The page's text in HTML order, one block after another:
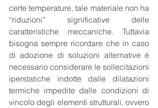
certe temperature, tale materiale non ha
“riduzioni” significative delle
caratteristiche meccaniche. Tuttavia
bisogna sempre ricordare che in caso
di adozione di soluzioni alternative è
necessario considerare le sollecitazioni
iperstatiche indotte dalle dilatazioni
termiche impedite dalle condizioni di
vincolo degli elementi strutturali, ovvero